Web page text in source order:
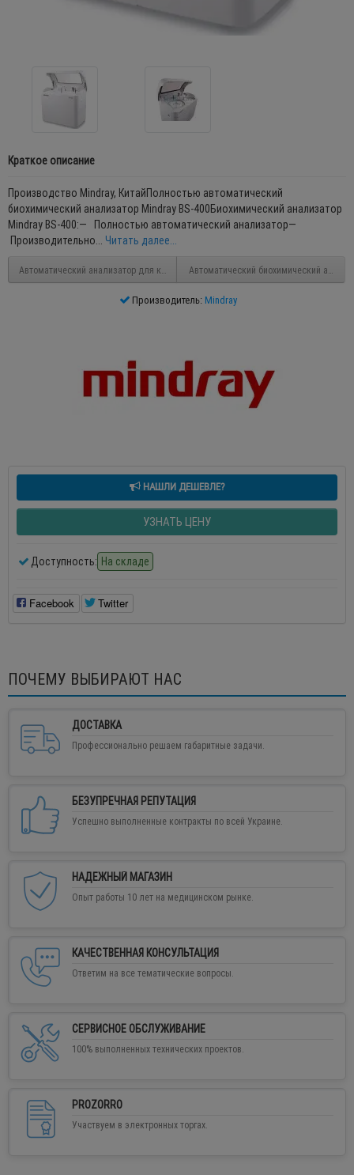
Краткое описание
Производство Mindray, КитайПолностью автоматический
биохимический анализатор Mindray BS-400Биохимический анализатор
Mindray BS-400:— Полностью автоматический анализатор—
Производительно... Читать далее...
Автоматический анализатор для клинической химии Selectra Pro S
Автоматический биохимический
Производитель: Mindray
НАШЛИ ДЕШЕВЛЕ?
УЗНАТЬ ЦЕНУ
Доступность: На складе
Facebook Twitter
ПОЧЕМУ ВЫБИРАЮТ НАС
ДОСТАВКА
Профессионально решаем габаритные задачи.
БЕЗУПРЕЧНАЯ РЕПУТАЦИЯ
Успешно выполненные контракты по всей Украине.
НАДЕЖНЫЙ МАГАЗИН
Опыт работы 10 лет на медицинском рынке.
КАЧЕСТВЕННАЯ КОНСУЛЬТАЦИЯ
Ответим на все тематические вопросы.
СЕРВИСНОЕ ОБСЛУЖИВАНИЕ
100% выполненных технических проектов.
PROZORRO
Участвуем в электронных торгах.